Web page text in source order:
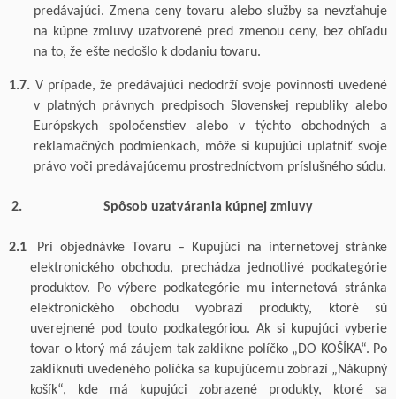
predávajúci. Zmena ceny tovaru alebo službysa nevzťahuje
na kúpne zmluvy uzatvorené pred zmenou ceny, bez ohľadu
na to, že ešte nedošlo k dodaniu tovaru.
1.7. V prípade, že predávajúci nedodrží svoje povinnosti uvedené
v platných právnych predpisoch Slovenskej republiky alebo
Európskych spoločenstiev alebo v týchto obchodných a
reklamačných podmienkach, môže si kupujúci uplatniť svoje
právo voči predávajúcemu prostredníctvom príslušného súdu.
Spôsob uzatvárania kúpnej zmluvy
2.1 Pri objednávke Tovaru – Kupujúci na internetovej stránke
elektronického obchodu, prechádza jednotlivé podkategórie
produktov. Po výbere podkategórie mu internetová stránka
elektronického obchodu vyobrazí produkty, ktoré sú
uverejnené pod touto podkategóriou. Ak si kupujúci vyberie
tovar o ktorý má záujem tak zaklikne políčko „DO KOŠÍKA“. Po
zakliknutí uvedeného políčka sa kupujúcemu zobrazí „Nákupný
košík“, kde má kupujúci zobrazené produkty, ktoré sa